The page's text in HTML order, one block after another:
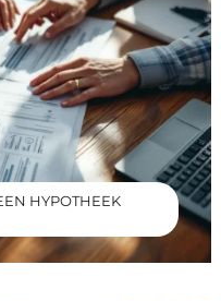
HYPOTHEEK